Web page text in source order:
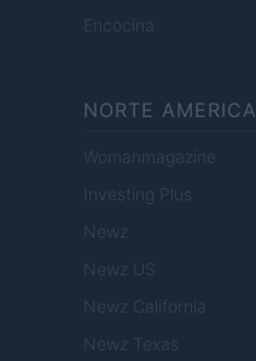
Encocina
NORTE AMERICA
Womanmagazine
Investing Plus
Newz
Newz US
Newz California
Newz Texas